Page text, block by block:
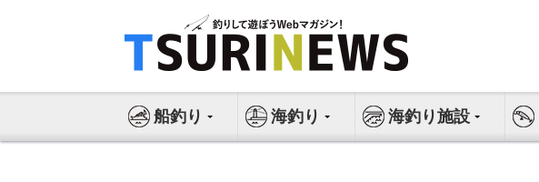
ス
船釣り 海釣り 海釣り施設